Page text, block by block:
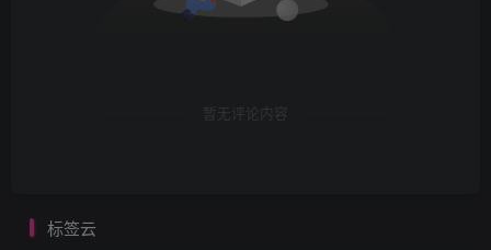
暂无评论内容
标签云